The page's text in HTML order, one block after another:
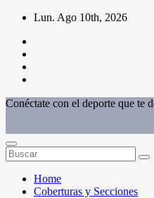
Saltar
contenido
Lun. Ago 10th, 2026
Conéctate con el deporte que te
Home
Coberturas y Secciones